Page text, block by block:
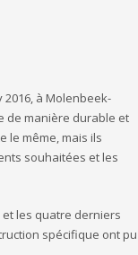
à Molenbeek-
de manière durable et
le même, mais ils
souhaitées et les
les quatre derniers
spécifique ont pu